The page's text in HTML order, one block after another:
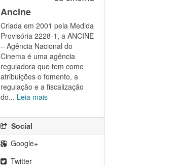
Ancine
Criada em 2001 pela Medida
Provisória 2228-1, a ANCINE
– Agência Nacional do
Cinema é uma agência
reguladora que tem como
atribuições o fomento, a
regulação e a fiscalização
do... Leia mais
Social
Google+
Twitter